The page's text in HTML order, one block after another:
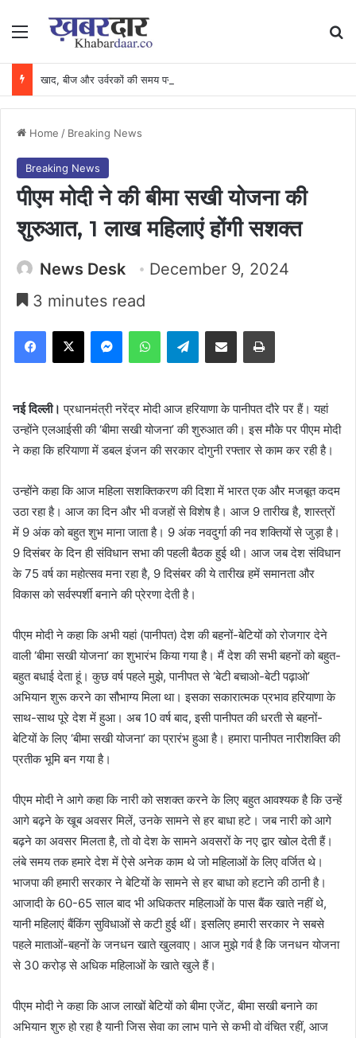
Menu
Home / Breaking News
Breaking News
पीएम मोदी ने की बीमा सखी योजना की
शुरुआत, 1 लाख महिलाएं होंगी सशक्त
News Desk
December 9, 2024
3 minutes read
Facebook
X MessengerWhatsAppTelegramShare via Email Print
नई दिल्ली। प्रधानमंत्री नरेंद्र मोदी आज हरियाणा के पानीपत दौरे पर हैं। यहां
उन्होंने एलआईसी की ‘बीमा सखी योजना’ की शुरुआत की। इस मौके पर पीएम मोदी
ने कहा कि हरियाणा में डबल इंजन की सरकार दोगुनी रफ्तार से काम कर रही है।
उन्होंने कहा कि आज महिला सशक्तिकरण की दिशा में भारत एक और मजबूत कदम
उठा रहा है। आज का दिन और भी वजहों से विशेष है। आज 9 तारीख है, शास्त्रों
में 9 अंक को बहुत शुभ माना जाता है। 9 अंक नवदुर्गा की नव शक्तियों से जुड़ा है।
9 दिसंबर के दिन ही संविधान सभा की पहली बैठक हुई थी। आज जब देश संविधान
के 75 वर्ष का महोत्सव मना रहा है, 9 दिसंबर की ये तारीख हमें समानता और
विकास को सर्वस्पर्शी बनाने की प्रेरणा देती है।
पीएम मोदी ने कहा कि अभी यहां (पानीपत) देश की बहनों-बेटियों को रोजगार देने
वाली ‘बीमा सखी योजना’ का शुभारंभ किया गया है। मैं देश की सभी बहनों को बहुत-
बहुत बधाई देता हूं। कुछ वर्ष पहले मुझे, पानीपत से ‘बेटी बचाओ-बेटी पढ़ाओ’
अभियान शुरू करने का सौभाग्य मिला था। इसका सकारात्मक प्रभाव हरियाणा के
साथ-साथ पूरे देश में हुआ। अब 10 वर्ष बाद, इसी पानीपत ​की धरती से बहनों-
बेटियों के लिए ‘बीमा सखी योजना’ का प्रारंभ हुआ है। हमारा पानीपत नारीशक्ति की
प्रतीक भूमि बन गया है।
पीएम मोदी ने आगे कहा कि नारी को सशक्त करने के लिए बहुत आवश्यक है कि उन्हें
आगे बढ़ने के खूब अवसर मिलें, उनके सामने से हर बाधा हटे। जब नारी को आगे
बढ़ने का अवसर मिलता है, तो वो देश के सामने अवसरों के नए द्वार खोल देती हैं।
लंबे समय तक हमारे देश में ऐसे अनेक काम थे जो महिलाओं के लिए व​र्जित थे।
भाजपा की हमारी सरकार ने बेटियों के सामने से हर बाधा को हटाने की ठानी है।
आजादी के 60-65 साल बाद भी अधिकतर महिलाओं के पास बैंक खाते नहीं थे,
यानी महिलाएं बैंकिंग सुविधाओं से कटी हुई थीं। इसलिए हमारी सरकार ने सबसे
पहले माताओं-बहनों के जनधन खाते खुलवाए। आज मुझे गर्व है कि जनधन योजना
से 30 करोड़ से अधिक महिलाओं के खाते खुले हैं।
पीएम मोदी ने कहा कि आज लाखों बेटियों को बीमा एजेंट, बीमा सखी बनाने का
अभियान शुरु हो रहा है यानी जिस सेवा का लाभ पाने से कभी वो वंचित रहीं, आज